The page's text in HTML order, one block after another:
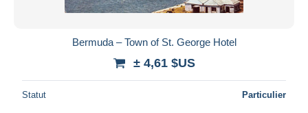
Bermuda – Town of St. George Hotel
± 4,61 $US
Statut Particulier